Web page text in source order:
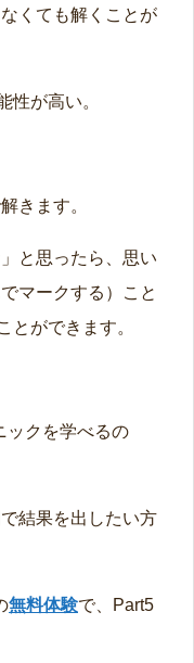
くても解くことが
性が高い。
きます。
と思ったら、思い
マークする）こと
とができます。
ックを学べるの
結果を出したい方
無料体験で、Part5